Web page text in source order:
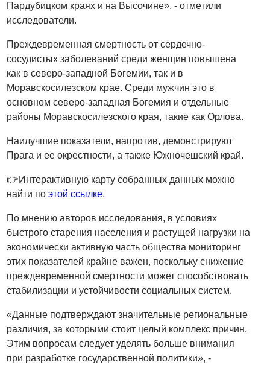
Пардубицком краях и на Высочине», - отметили
исследователи.
Преждевременная смертность от сердечно-
сосудистых заболеваний среди женщин повышена
как в северо-западной Богемии, так и в
Моравскосилезском крае. Среди мужчин это в
основном северо-западная Богемия и отдельные
районы Моравскосилезского края, такие как Орлова.
Наилучшие показатели, напротив, демонстрируют
Прага и ее окрестности, а также Южночешский край.
👉Интерактивную карту собранных данных можно
найти поэтой ссылке.
По мнению авторов исследования, в условиях
быстрого старения населения и растущей нагрузки на
экономически активную часть общества мониторинг
этих показателей крайне важен, поскольку снижение
преждевременной смертности может способствовать
стабилизации и устойчивости социальных систем.
«Данные подтверждают значительные региональные
различия, за которыми стоит целый комплекс причин.
Этим вопросам следует уделять больше внимания
при разработке государственной политики», -